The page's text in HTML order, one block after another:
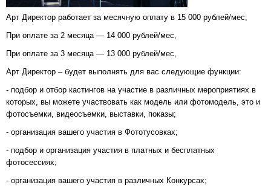
Арт Директор работает за месячную оплату в 15 000 рублей/мес;
При оплате за 2 месяца — 14 000 рублей/мес,
При оплате за 3 месяца — 13 000 рублей/мес,
Арт Директор – будет выполнять для вас следующие функции:
- подбор и отбор кастингов на участие в различных мероприятиях в
которых, вы можете участвовать как модель или фотомодель, это и
фотосъемки, видеосъемки, выставки, показы;
- организация вашего участия в Фототусовках;
- подбор и организация участия в платных и бесплатных
фотосессиях;
- организация вашего участия в различных Конкурсах;